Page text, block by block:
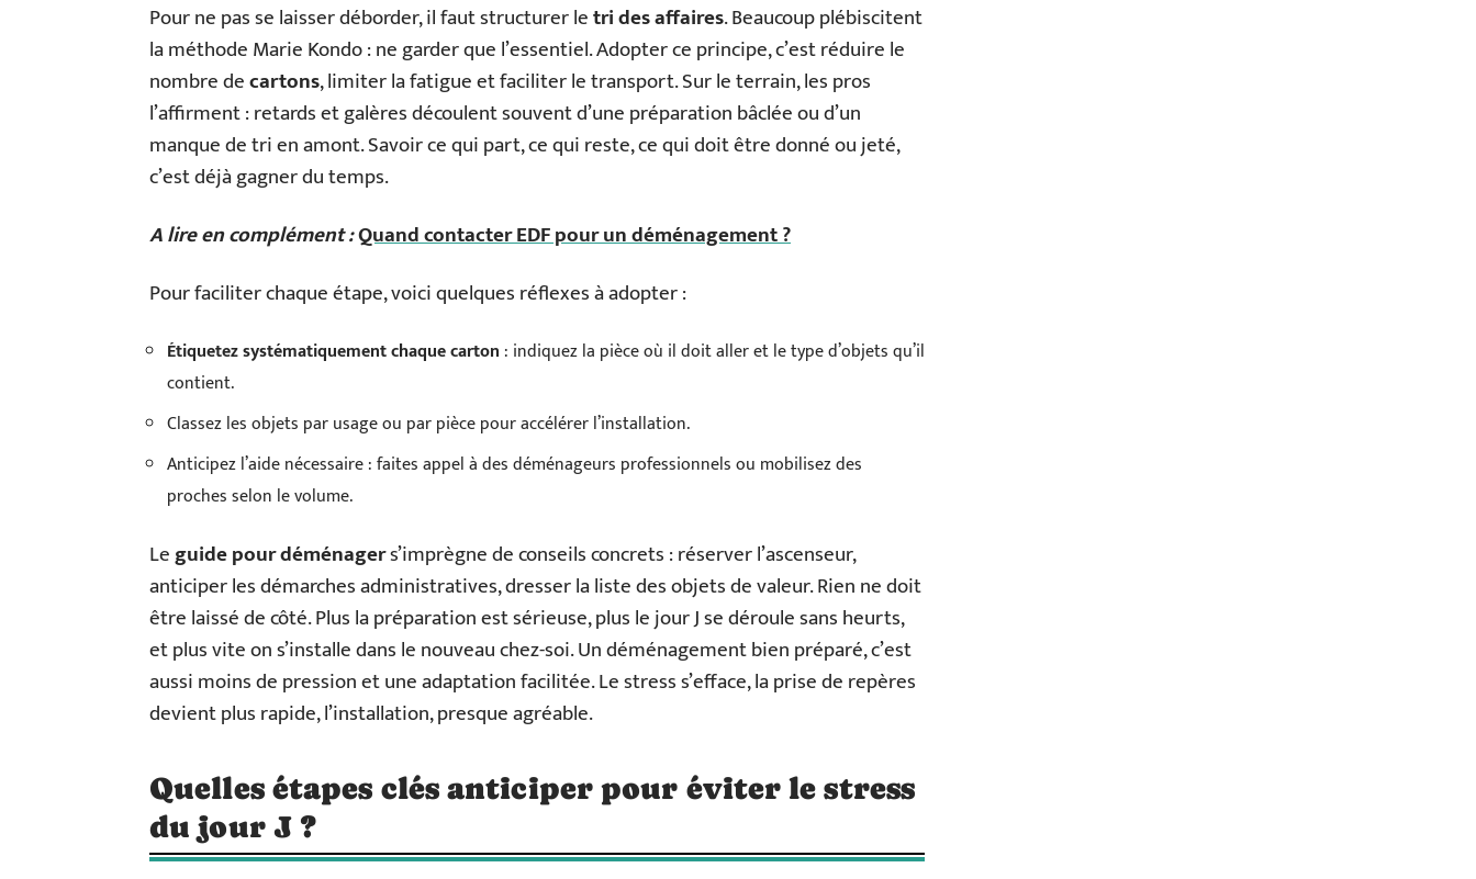
Pour ne pas se laisser déborder, il faut structurer letri des affaires. Beaucoup plébiscitent
la méthode Marie Kondo : ne garder que l’essentiel. Adopter ce principe, c’est réduire le
nombre decartons, limiter la fatigue et faciliter le transport. Sur le terrain, les pros
l’affirment : retards et galères découlent souvent d’une préparation bâclée ou d’un
manque de tri en amont. Savoir ce qui part, ce qui reste, ce qui doit être donné ou jeté,
c’est déjà gagner du temps.
A lire en complément :Quand contacter EDF pour un déménagement ?
Pour faciliter chaque étape, voici quelques réflexes à adopter :
Étiquetez systématiquement chaque carton : indiquez la pièce où il doit aller et le type d’objets qu’il
contient.
Classez les objets par usage ou par pièce pour accélérer l’installation.
Anticipez l’aide nécessaire : faites appel à des déménageurs professionnels ou mobilisez des
proches selon le volume.
Leguide pour déménagers’imprègne de conseils concrets : réserver l’ascenseur,
anticiper les démarches administratives, dresser la liste des objets de valeur. Rien ne doit
être laissé de côté. Plus la préparation est sérieuse, plus le jour J se déroule sans heurts,
et plus vite on s’installe dans le nouveau chez-soi. Un déménagement bien préparé, c’est
aussi moins de pression et une adaptation facilitée. Le stress s’efface, la prise de repères
devient plus rapide, l’installation, presque agréable.
Quelles étapes clés anticiper pour éviter le stress
du jour J ?